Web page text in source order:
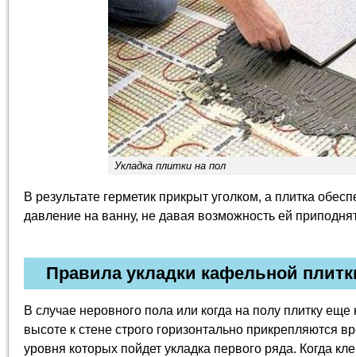
Укладка плитки на пол
В результате герметик прикрыт уголком, а плитка
давление на ванну, не давая возможность ей
Правила укладки кафельной
В случае неровного пола или когда на полу плитку
высоте к стене строго горизонтально прикрепляются
уровня которых пойдет укладка первого ряда. Когда